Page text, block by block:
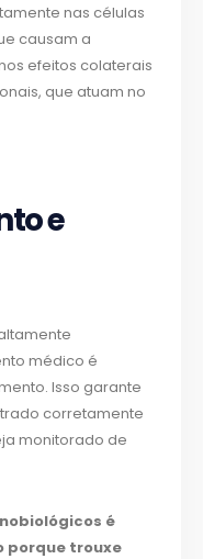
nas células
causam a
efeitos colaterais
que atuam no
e
médico é
Isso garante
corretamente
monitorado de
é
porque trouxe